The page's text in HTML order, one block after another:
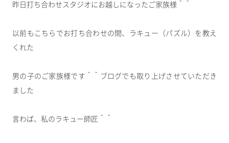
昨日打ち合わせスタジオにお越しになったご家族様＾＾
以前もこちらでお打ち合わせの間、ラキュー（パズル）を教え
くれた
男の子のご家族様です＾＾ブログでも取り上げさせていただき
ました
言わば、私のラキュー師匠＾＾